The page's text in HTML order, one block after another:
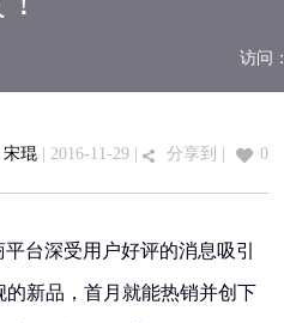
访问：
宋琨 | 2016-11-29 | 分享到 0
台深受用户好评的消息吸引
新品，首月就能热销并创下